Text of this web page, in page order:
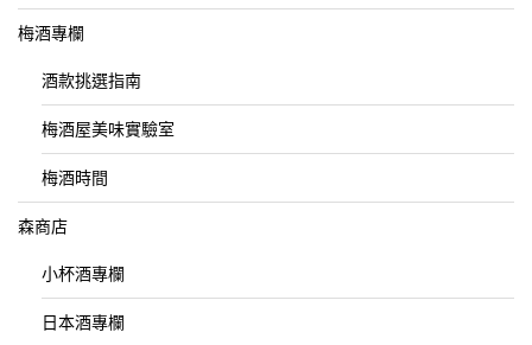
梅酒專欄
酒款挑選指南
梅酒屋美味實驗室
梅酒時間
森商店
小杯酒專欄
日本酒專欄